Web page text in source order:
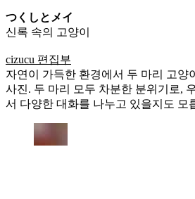
つくしとメイ
신록 속의 고양이
cizucu 편집부
자연이 가득한 환경에서 두 마리 고양
사진. 두 마리 모두 차분한 분위기로,
서 다양한 대화를 나누고 있을지도 모